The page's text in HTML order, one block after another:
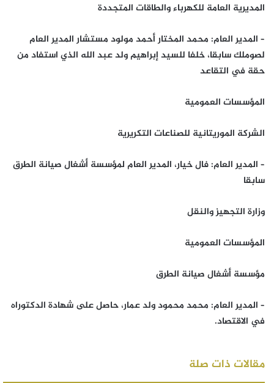
المديرية العامة للكهرباء والطاقات المتجددة
– المدير العام: محمد المختار أحمد مولود مستشار المدير العام
لصوملك سابقا، خلفا للسيد إبراهيم ولد عبد الله الذي استفاد من
حقة في التقاعد
المؤسسات العمومية
الشركة الموريتانية للصناعات التكريرية
– المدير العام: فال خيار، المدير العام لمؤسسة أشغال صيانة الطرق
سابقا
وزارة التجهيز والنقل
المؤسسات العمومية
مؤسسة أشغال صيانة الطرق
– المدير العام: محمد محمود ولد عمار، حاصل على شهادة الدكتوراه
في الاقتصاد.
مقالات ذات صلة